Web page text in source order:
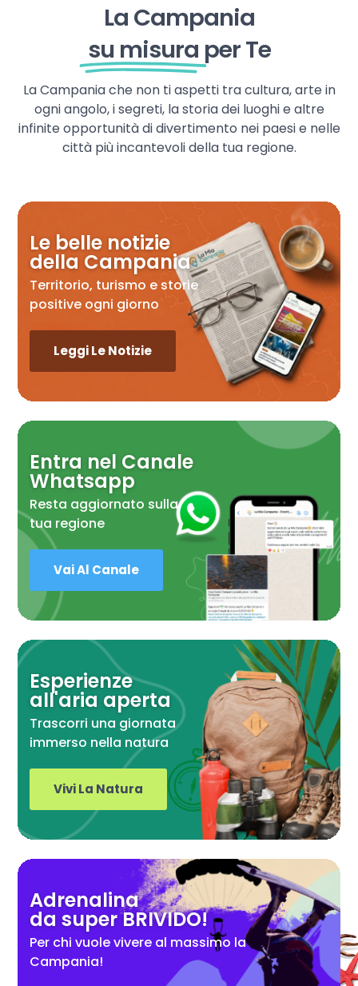
La Campania
su misura per Te
La Campania che non ti aspetti tra cultura, arte in
ogni angolo, i segreti, la storia dei luoghi e altre
infinite opportunità di divertimento nei paesi e nelle
città più incantevoli della tua regione.
Le belle notizie
della Campania
Territorio, turismo e storie
positive ogni giorno
Leggi Le Notizie
Entra nel Canale
Whatsapp
Resta aggiornato sulla
tua regione
Vai Al Canale
Esperienze
all'aria aperta
Trascorri una giornata
immerso nella natura
Vivi La Natura
Adrenalina
da super BRIVIDO!
Per chi vuole vivere al massimo la
Campania!